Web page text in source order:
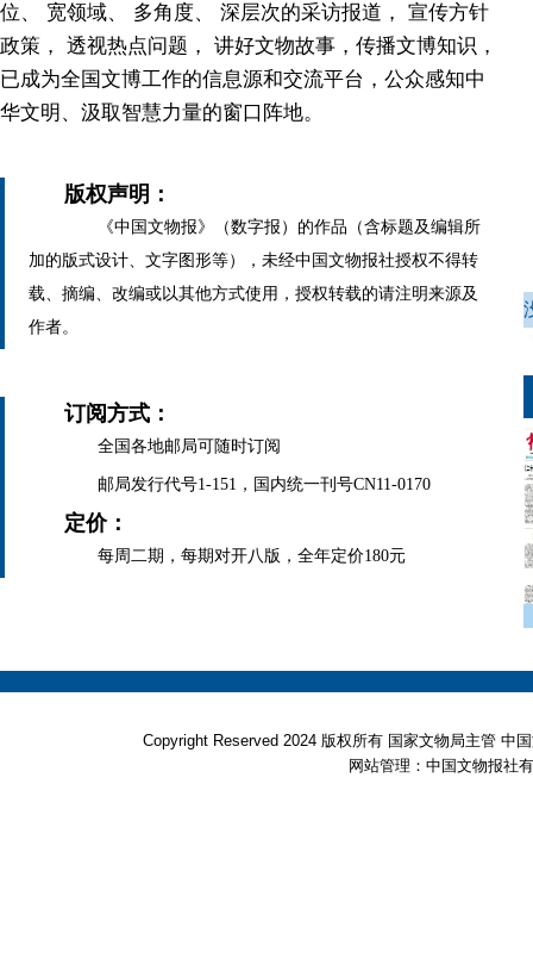
位、 宽领域、 多角度、 深层次的采访报道， 宣传方针
政策， 透视热点问题， 讲好文物故事，传播文博知识，
已成为全国文博工作的信息源和交流平台，公众感知中
华文明、汲取智慧力量的窗口阵地。
版权声明：
《中国文物报》（数字报）的作品（含标题及编辑所
加的版式设计、文字图形等），未经中国文物报社授权不得转
载、摘编、改编或以其他方式使用，授权转载的请注明来源及
作者。
订阅方式：
全国各地邮局可随时订阅
邮局发行代号1-151，国内统一刊号CN11-0170
定价：
每周二期，每期对开八版，全年定价180元
Copyright Reserved 2024 版权所有 国家文物局主管
网站管理：中国文物报社